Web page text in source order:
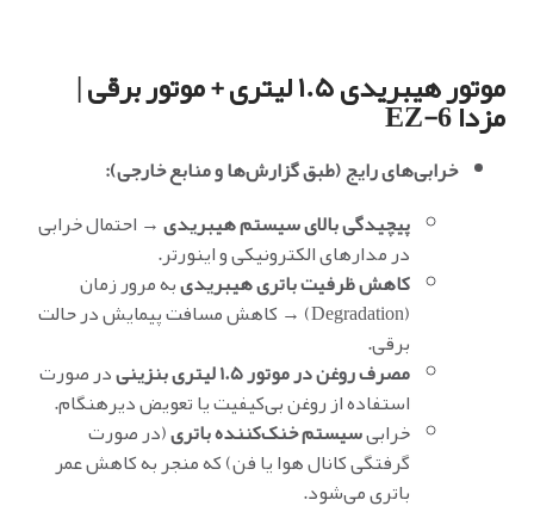
موتور هیبریدی ۱.۵ لیتری + موتور برقی |
مزدا EZ-6
خرابی‌های رایج (طبق گزارش‌ها و منابع خارجی):
پیچیدگی بالای سیستم هیبریدی→ احتمال خرابی
در مدارهای الکترونیکی و اینورتر.
کاهش ظرفیت باتری هیبریدیبه مرور زمان
(Degradation) → کاهش مسافت پیمایش در حالت
برقی.
مصرف روغن در موتور ۱.۵ لیتری بنزینی در صورت
استفاده از روغن بی‌کیفیت یا تعویض دیرهنگام.
خرابیسیستم خنک‌کننده باتری(در صورت
گرفتگی کانال هوا یا فن) که منجر به کاهش عمر
باتری می‌شود.